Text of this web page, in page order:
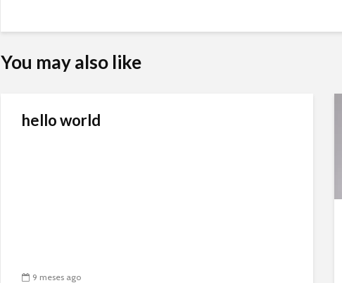
You may also like
hello world
9 meses ago